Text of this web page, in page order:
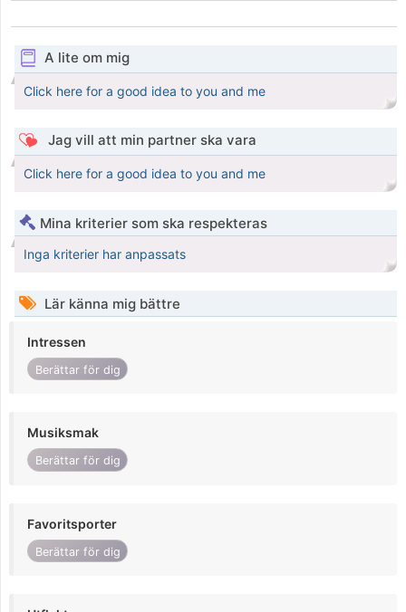
A lite om mig
Click here for a good idea to you and me
Jag vill att min partner ska vara
Click here for a good idea to you and me
Mina kriterier som ska respekteras
Inga kriterier har anpassats
Lär känna mig bättre
Intressen
Berättar för dig
Musiksmak
Berättar för dig
Favoritsporter
Berättar för dig